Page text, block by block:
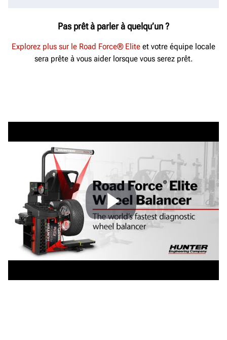
Pas prêt à parler à quelqu’un ?
Explorez plus sur le Road Force® Elite et votre équipe locale
sera prête à vous aider lorsque vous serez prêt.